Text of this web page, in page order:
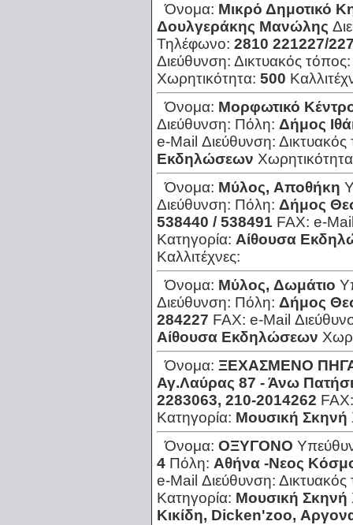
Όνομα: Μικρό Δημοτικό
Δουλγεράκης Μανώλης
Τηλέφωνο: 2810 221227/
Διεύθυνση: Δικτυακός
Χωρητικότητα: 500
Όνομα: Μορφωτικό
Διεύθυνση: Πόλη: Δήμος
e-Mail Διεύθυνση:
Εκδηλώσεων
Όνομα: Μύλος, Αποθήκη
Διεύθυνση: Πόλη: Δήμος
538440 / 538491 FAX: e-
Κατηγορία: Αίθουσα
Καλλιτέχνες:
Όνομα: Μύλος, Δωμάτιο
Διεύθυνση: Πόλη: Δήμος
284227 FAX: e-Mail
Αίθουσα Εκδηλώσεων
Όνομα: ΞΕΧΑΣΜΕΝΟ
Αγ.Λαύρας 87 - Άνω
2283063, 210-2014262
Κατηγορία: Μουσική Σκηνή
Όνομα: ΟΞΥΓΟΝΟ
4 Πόλη: Αθήνα -Νεος
e-Mail Διεύθυνση:
Κατηγορία: Μουσική Σκηνή
Κικίδη, Dicken'zoo,